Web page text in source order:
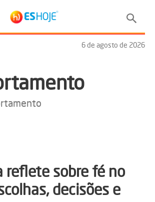
6 de agosto de 2026
reflete sobre fé no
decisões e